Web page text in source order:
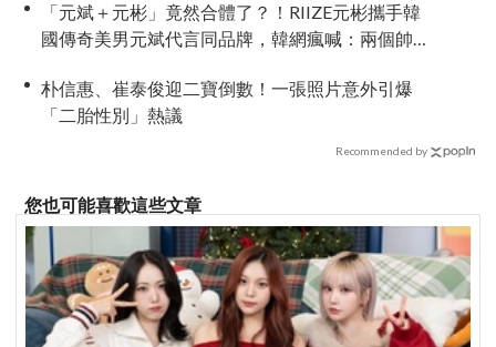
「元斌＋元彬」竟然合體了？！RIIZE元彬攜手韓
國傳奇美男元斌代言同品牌，韓網瘋喊：兩個帥
朴信惠、崔泰俊迎二寶倒數！一張照片意外引爆
「二胎性別」熱議
Recommended by
您也可能喜歡這些文章